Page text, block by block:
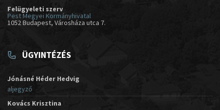
Felügyeleti szerv
Pest Megyei Kormányhivatal
1052 Budapest, Városháza utca 7.
ÜGYINTÉZÉS
Jónásné Héder Hedvig
aljegyző
Kovács Krisztina